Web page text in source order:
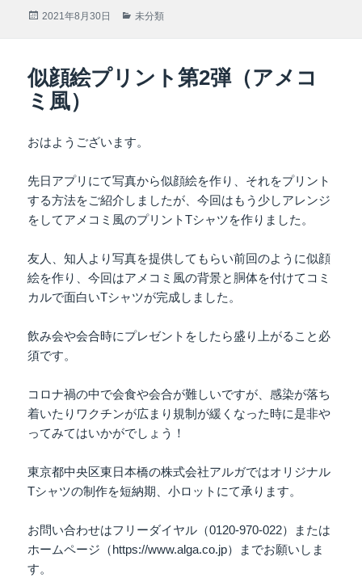
投
2021年8月30日
カ
ー
未分類
似顔絵プリント第2弾（アメコ
ミ風）
おはようございます。
先日アプリにて写真から似顔絵を作り、それをプリント
する方法をご紹介しましたが、今回はもう少しアレンジ
をしてアメコミ風のプリントTシャツを作りました。
友人、知人より写真を提供してもらい前回のように似顔
絵を作り、今回はアメコミ風の背景と胴体を付けてコミ
カルで面白いTシャツが完成しました。
飲み会や会合時にプレゼントをしたら盛り上がること必
須です。
コロナ禍の中で会食や会合が難しいですが、感染が落ち
着いたりワクチンが広まり規制が緩くなった時に是非や
ってみてはいかがでしょう！
東京都中央区東日本橋の株式会社アルガではオリジナル
Tシャツの制作を短納期、小ロットにて承ります。
お問い合わせはフリーダイヤル（0120-970-022）または
ホームページ（https://www.alga.co.jp）までお願いしま
す。